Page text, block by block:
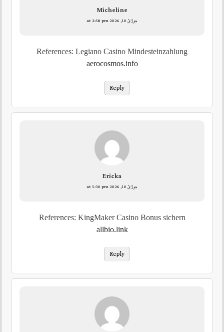
Micheline
جولائ 10, 2026 at 2:58 pm
References: Legiano Casino Mindesteinzahlung
aerocosmos.info
Reply
Ericka
جولائ 10, 2026 at 5:30 pm
References: KingMaker Casino Bonus sichern
allbio.link
Reply